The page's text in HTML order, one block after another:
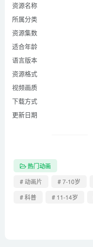
资源名称
所属分类
资源集数
适合年龄
语言版本
资源格式
视频画质
下载方式
更新日期
热门动画
# 动画片
# 7-10岁
# 科普
# 11-14岁